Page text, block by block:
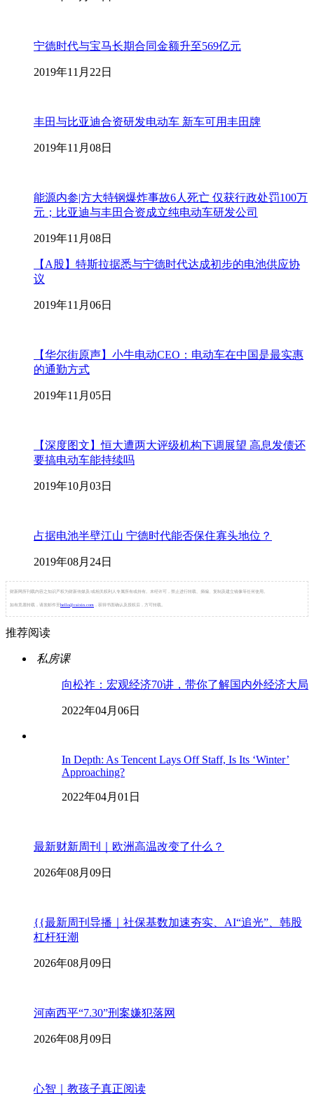
宁德时代与宝马长期合同金额升至569亿元
2019年11月22日
丰田与比亚迪合资研发电动车 新车可用丰田牌
2019年11月08日
能源内参|方大特钢爆炸事故6人死亡 仅获行政处罚100万
元；比亚迪与丰田合资成立纯电动车研发公司
2019年11月08日
【A股】特斯拉据悉与宁德时代达成初步的电池供应协
议
2019年11月06日
【华尔街原声】小牛电动CEO：电动车在中国是最实惠
的通勤方式
2019年11月05日
【深度图文】恒大遭两大评级机构下调展望 高息发债还
要搞电动车能持续吗
2019年10月03日
占据电池半壁江山 宁德时代能否保住寡头地位？
2019年08月24日
财新网所刊载内容之知识产权为财新传媒及/或相关权利人专属所有或持有。未经许可，禁止进行转载、摘编、复制及建立镜像等任何使用。
如有意愿转载，请发邮件至 hello@caixin.com ，获得书面确认及授权后，方可转载。
推荐阅读
私房课
向松祚：宏观经济70讲，带你了解国内外经济大局
2022年04月06日
In Depth: As Tencent Lays Off Staff, Is Its ‘Winter’
Approaching?
2022年04月01日
最新财新周刊｜欧洲高温改变了什么？
2026年08月09日
{{最新周刊导播｜社保基数加速夯实、AI“追光”、韩股
杠杆狂潮
2026年08月09日
河南西平“7.30”刑案嫌犯落网
2026年08月09日
心智｜教孩子真正阅读